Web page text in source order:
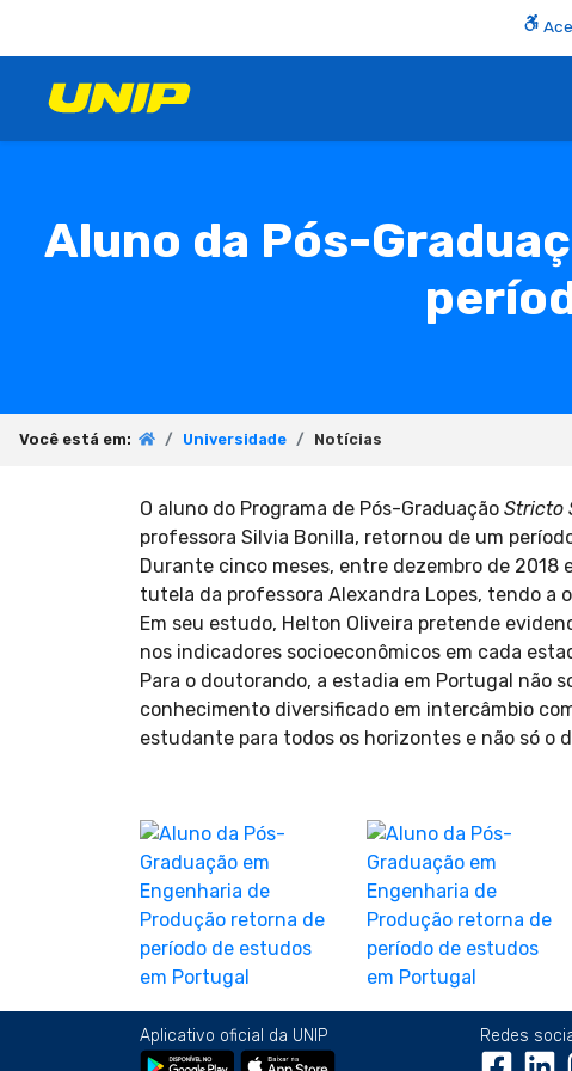
Aluno da Pós-
Você está em: Universidade Notícias
O aluno do Programa de Pós-Graduação Stricto
professora Silvia Bonilla, retornou de um
Durante cinco meses, entre dezembro de 2018
tutela da professora Alexandra Lopes, tendo a
Em seu estudo, Helton Oliveira pretende
nos indicadores socioeconômicos em cada
Para o doutorando, a estadia em Portugal não
conhecimento diversificado em intercâmbio
estudante para todos os horizontes e não só o
Aplicativo oficial da UNIP Redes